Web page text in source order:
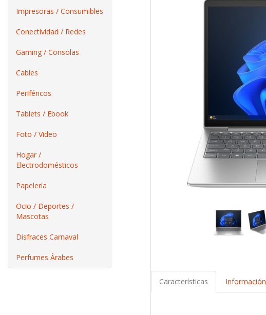
Impresoras / Consumibles
Conectividad / Redes
Gaming / Consolas
Cables
Periféricos
Tablets / Ebook
Foto / Video
Hogar /
Electrodomésticos
Papelería
Ocio / Deportes /
Mascotas
Disfraces Carnaval
Perfumes Árabes
Características Información